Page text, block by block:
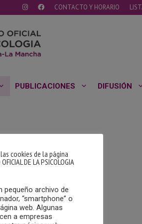
CONTACTO Y HORARIO
PUBLICACIONES DIFUSIÓN
cookies de la página
DE LA PSICOLOGIA
pequeño archivo de
“smartphone” o
web. Algunas
a empresas